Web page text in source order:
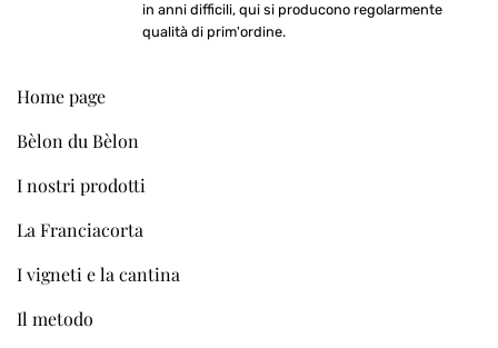
in anni difficili, qui si producono regolarmente
qualità di prim'ordine.
Home page
Bèlon du Bèlon
I nostri prodotti
La Franciacorta
I vigneti e la cantina
Il metodo